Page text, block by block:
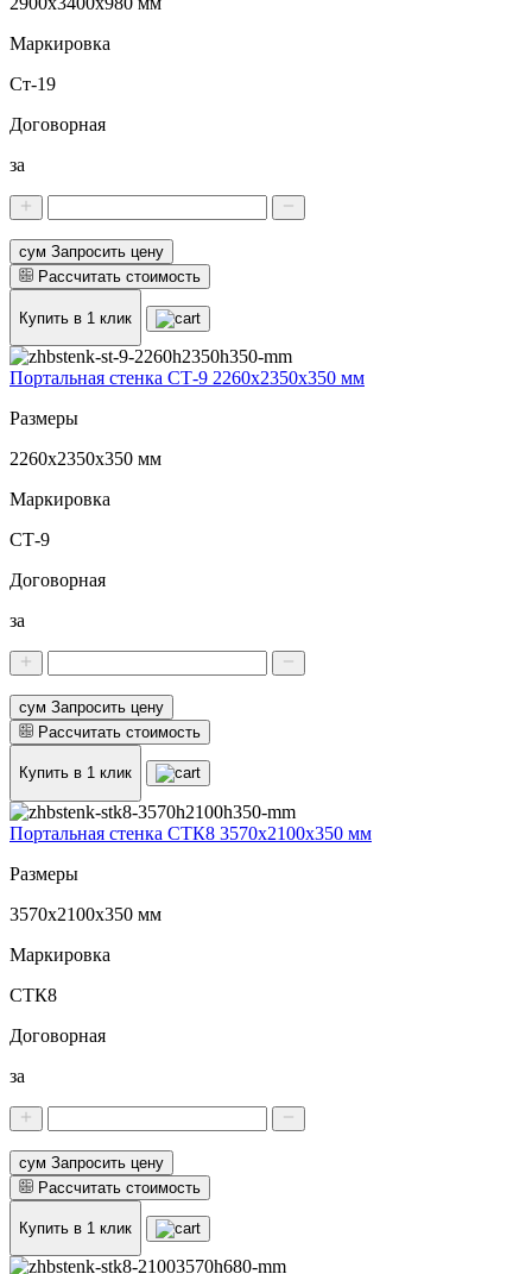
Маркировка
Ст-19
Договорная
за
сум Запросить цену
Рассчитать стоимость
Купить в 1 клик
Портальная стенка СТ-9 2260х2350х350 мм
Размеры
2260х2350х350 мм
Маркировка
СТ-9
Договорная
за
сум Запросить цену
Рассчитать стоимость
Купить в 1 клик
Портальная стенка СТК8 3570х2100х350 мм
Размеры
3570х2100х350 мм
Маркировка
СТК8
Договорная
за
сум Запросить цену
Рассчитать стоимость
Купить в 1 клик